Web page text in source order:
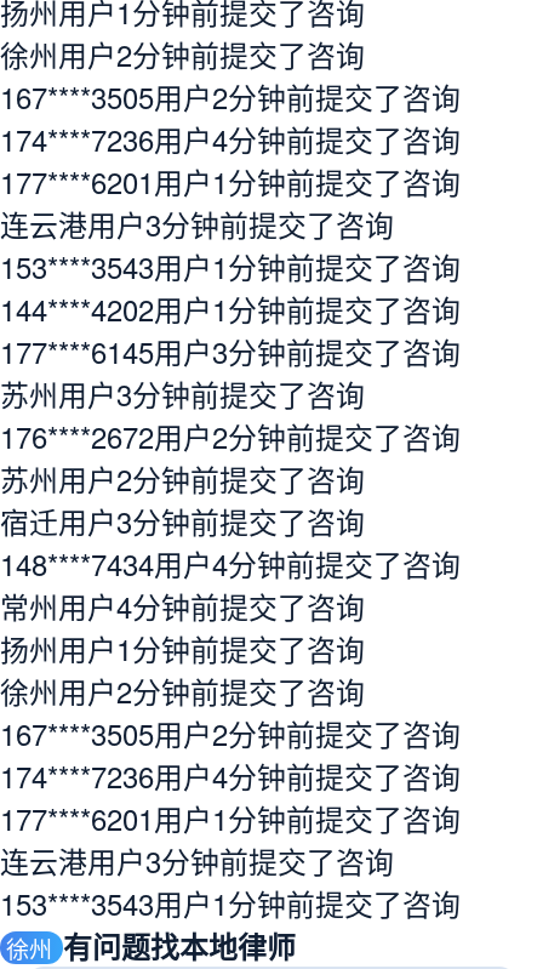
扬州用户1分钟前提交了咨询
徐州用户2分钟前提交了咨询
167****3505用户2分钟前提交了咨询
174****7236用户4分钟前提交了咨询
177****6201用户1分钟前提交了咨询
连云港用户3分钟前提交了咨询
153****3543用户1分钟前提交了咨询
144****4202用户1分钟前提交了咨询
177****6145用户3分钟前提交了咨询
苏州用户3分钟前提交了咨询
176****2672用户2分钟前提交了咨询
苏州用户2分钟前提交了咨询
宿迁用户3分钟前提交了咨询
148****7434用户4分钟前提交了咨询
常州用户4分钟前提交了咨询
扬州用户1分钟前提交了咨询
徐州用户2分钟前提交了咨询
167****3505用户2分钟前提交了咨询
174****7236用户4分钟前提交了咨询
177****6201用户1分钟前提交了咨询
连云港用户3分钟前提交了咨询
153****3543用户1分钟前提交了咨询
徐州 有问题找本地律师